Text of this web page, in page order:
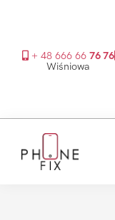
+ 48 666 66 76 76
Wiśniowa
głównego